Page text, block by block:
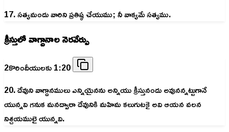
17. సత్యమందు వారిని ప్రతిష్ఠ చేయుము; నీ వాక్యమే సత్యము.
క్రీస్తులో వాగ్దానాల నెరవేర్పు
2కొరిందీయులకు 1:20
20. దేవుని వాగ్దానములు ఎన్నియైనను అన్నియు క్రీస్తునందు అవునన్నట్టుగానే
యున్నవి గనుక మనద్వారా దేవునికి మహిమ కలుగుటకై అవి ఆయన వలన
నిశ్చయములై యున్నవి.